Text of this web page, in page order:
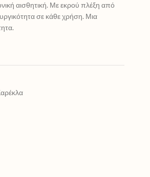
αισθητική. Με εκρού πλέξη από
σε κάθε χρήση. Μια